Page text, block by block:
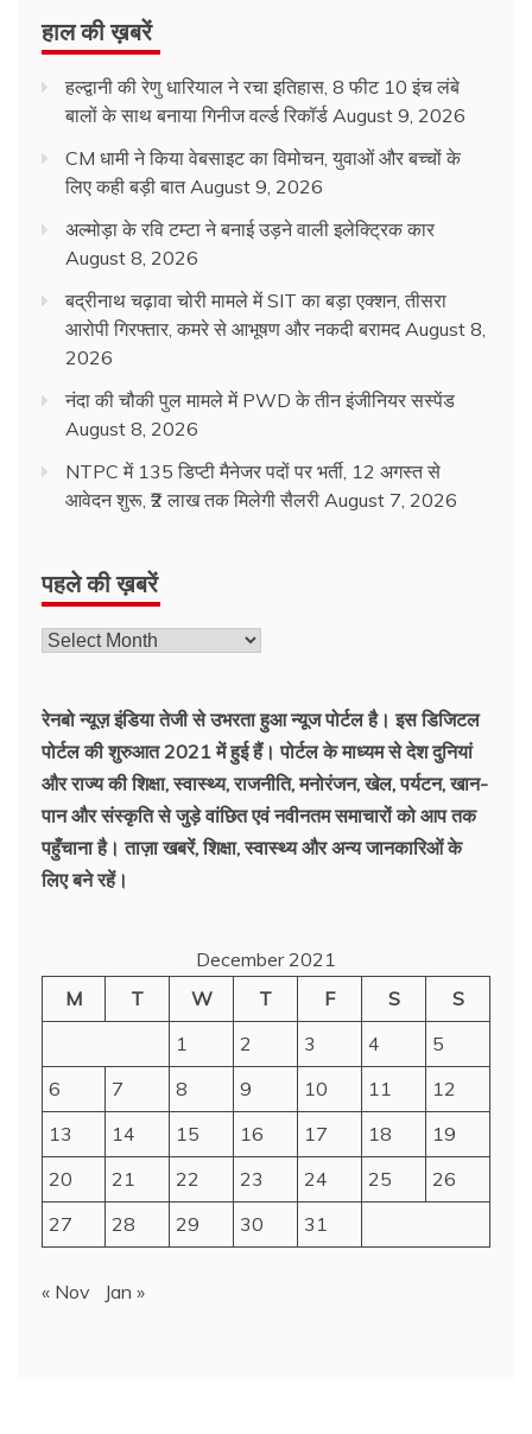
हाल की ख़बरें
हल्द्वानी की रेणु धारियाल ने रचा इतिहास, 8 फीट 10 इंच लंबे
बालों के साथ बनाया गिनीज वर्ल्ड रिकॉर्ड August 9, 2026
CM धामी ने किया वेबसाइट का विमोचन, युवाओं और बच्चों के
लिए कही बड़ी बात August 9, 2026
अल्मोड़ा के रवि टम्टा ने बनाई उड़ने वाली इलेक्ट्रिक कार
August 8, 2026
बद्रीनाथ चढ़ावा चोरी मामले में SIT का बड़ा एक्शन, तीसरा
आरोपी गिरफ्तार, कमरे से आभूषण और नकदी बरामद August 8,
2026
नंदा की चौकी पुल मामले में PWD के तीन इंजीनियर सस्पेंड
August 8, 2026
NTPC में 135 डिप्टी मैनेजर पदों पर भर्ती, 12 अगस्त से
आवेदन शुरू, ₹2 लाख तक मिलेगी सैलरी August 7, 2026
पहले की ख़बरें
रेनबो न्यूज़ इंडिया तेजी से उभरता हुआ न्‍यूज पोर्टल है। इस डिजिटल
पोर्टल की शुरुआत 2021 में हुई हैं। पोर्टल के माध्यम से देश दुनियां
और राज्य की शिक्षा, स्वास्थ्य, राजनीति, मनोरंजन, खेल, पर्यटन, खान-
पान और संस्कृति से जुड़े वांछित एवं नवीनतम समाचारों को आप तक
पहुँचाना है। ताज़ा खबरें, शिक्षा, स्वास्थ्य और अन्य जानकारिओं के
लिए बने रहें।
December 2021
M
T W T F S
S
1
2 3 4
5
6
7 8 9 10 11
12
13
14 15 16 17 18
19
20
21 22 23 24 25
26
27
28 29 30 31
« Nov Jan »